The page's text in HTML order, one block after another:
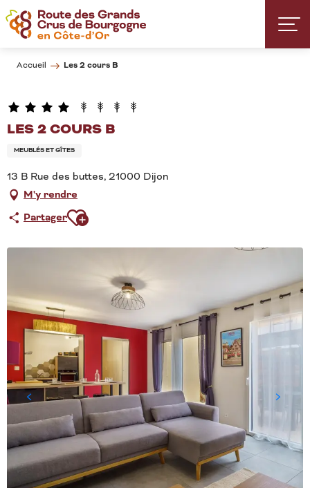
Aller
au
contenu
Accueil Les 2 cours B
LES 2 COURS B
MEUBLÉS ET GÎTES
13 B Rue des buttes, 21000 Dijon
M'y rendre
PartagerAjouter aux favoris